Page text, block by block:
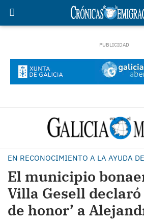
EN RECONOCIMIENTO A LA AYUDA
El municipio
Villa Gesell declaró
de honor’ a